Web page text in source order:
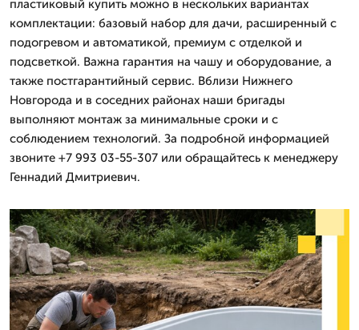
пластиковый купить можно в нескольких вариантах
комплектации: базовый набор для дачи, расширенный с
подогревом и автоматикой, премиум с отделкой и
подсветкой. Важна гарантия на чашу и оборудование, а
также постгарантийный сервис. Вблизи Нижнего
Новгорода и в соседних районах наши бригады
выполняют монтаж за минимальные сроки и с
соблюдением технологий. За подробной информацией
звоните +7 993 03-55-307 или обращайтесь к менеджеру
Геннадий Дмитриевич.